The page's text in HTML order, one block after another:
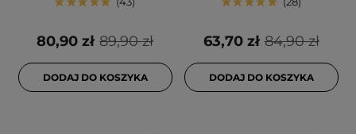
89,90 zł
80,90 zł
DODAJ DO KOSZYKA
84,90 zł
63,70 zł
DODAJ DO KOSZYKA